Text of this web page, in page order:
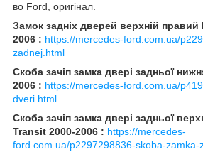
во Ford, оригінал.
Замок задніх дверей верхній
2006 : https://mercedes-ford.com.ua/
zadnej.html
Скоба зачіп замка двері задньої
2006 : https://mercedes-ford.com.ua/
dveri.html
Скоба зачіп замка двері задньої
Transit 2000-2006 : https://mercedes-
ford.com.ua/p2297298836-skoba-zamka-